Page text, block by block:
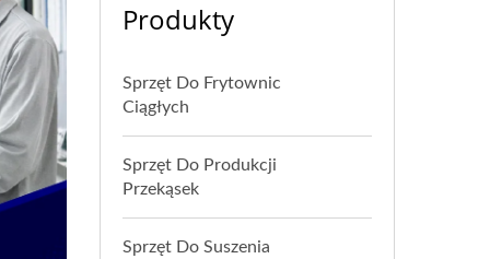
Produkty
Sprzęt Do Frytownic
Ciągłych
Sprzęt Do Produkcji
Przekąsek
Sprzęt Do Suszenia